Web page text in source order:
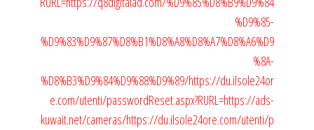
%D9%85-
%D9%83%D9%87%D8%B1%D8%A8%D8%A7%D8%A6%D9
%8A-
%D8%B3%D9%84%D9%88%D9%89/https://du.ilsole24or
e.com/utenti/passwordReset.aspx?RURL=https://ads-
kuwait.net/cameras/https://du.ilsole24ore.com/utenti/p